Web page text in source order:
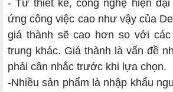
- Từ thiết kế, công nghệ hiện
ứng công việc cao như vậy của
giá thành sẽ cao hơn so với
trung khác. Giá thành là vấn đề
phải cân nhắc trước khi lựa chọn.
-Nhiều sản phẩm là nhập khẩu